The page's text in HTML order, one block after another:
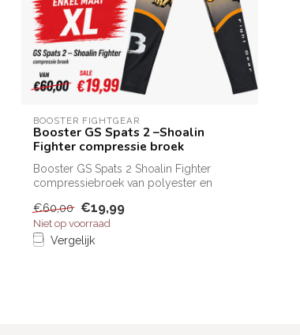
BOOSTER FIGHTGEAR
Booster GS Spats 2 –Shoalin
Fighter compressie broek
Booster GS Spats 2 Shoalin Fighter
compressiebroek van polyester en
€60,00 €19,99
Niet op voorraad
Vergelijk